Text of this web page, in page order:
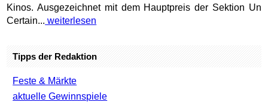
Kinos. Ausgezeichnet mit dem Hauptpreis der Sektion Un
Certain... weiterlesen
Tipps der Redaktion
Feste & Märkte
aktuelle Gewinnspiele